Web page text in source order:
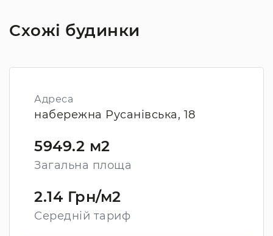
Схожі будинки
Адреса
набережна Русанівська, 18
5949.2 м2
Загальна площа
2.14 Грн/м2
Середній тариф